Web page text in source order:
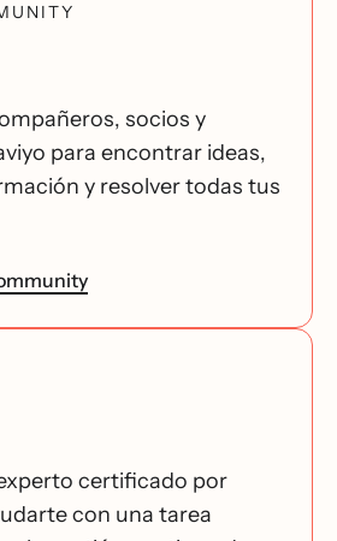
socios y
para encontrar ideas,
y resolver todas tus
certificado por
con una tarea